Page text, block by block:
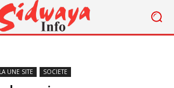
LA UNE SITE SOCIETE